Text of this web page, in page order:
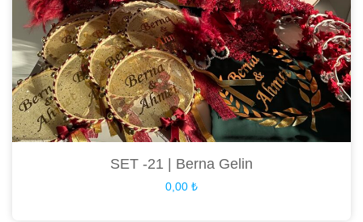
SET -21 | Berna Gelin
0,00 ₺